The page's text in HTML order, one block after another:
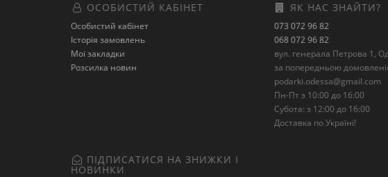
ОСОБИСТИЙ КАБІНЕТ
Особистий кабінет
Історія замовлень
Мої закладки
Розсилка новин
ЯК НАС ЗНАЙТИ?
073 072 96 82
068 072 96 82
вул. генерала Петрова 1,
за попередньою
podarki.odessa@gmail.com
Пн-Пт з 10:00 до 16:00
Субота: з 12:00 до 16:00
Доставка по Україні!
ПІДПИСАТИСЯ НА ЗНИЖКИ І
НОВИНКИ